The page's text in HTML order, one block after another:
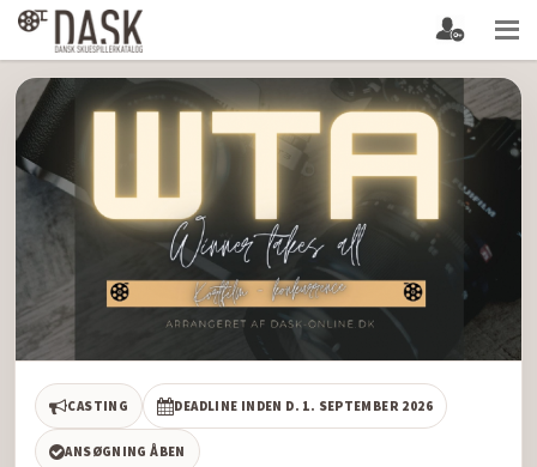
CASTING DEADLINE INDEN D. 1. SEPTEMBER 2026
ANSØGNING ÅBEN